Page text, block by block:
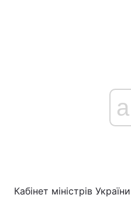
Кабінет міністрів